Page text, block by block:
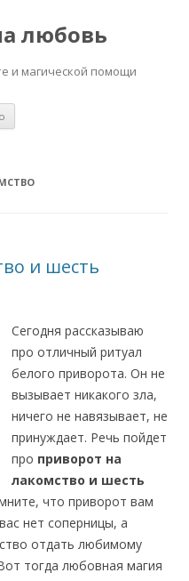
любовь
и магической помощи
и шесть
Сегодня рассказываю
про отличный ритуал
белого приворота. Он не
вызывает никакого зла,
ничего не навязывает, не
принуждает. Речь пойдет
про приворот на
лакомство и шесть
что приворот вам
нет соперницы, а
отдать любимому
тогда любовная магия